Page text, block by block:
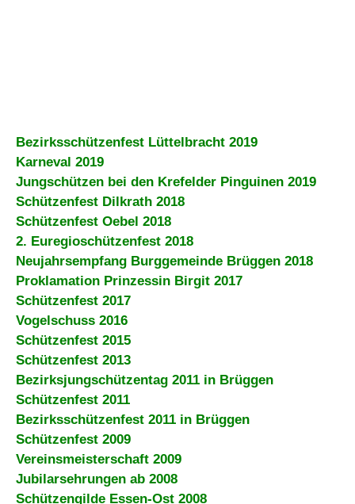
Bezirksschützenfest Lüttelbracht 2019
Karneval 2019
Jungschützen bei den Krefelder Pinguinen 2019
Schützenfest Dilkrath 2018
Schützenfest Oebel 2018
2. Euregioschützenfest 2018
Neujahrsempfang Burggemeinde Brüggen 2018
Proklamation Prinzessin Birgit 2017
Schützenfest 2017
Vogelschuss 2016
Schützenfest 2015
Schützenfest 2013
Bezirksjungschützentag 2011 in Brüggen
Schützenfest 2011
Bezirksschützenfest 2011 in Brüggen
Schützenfest 2009
Vereinsmeisterschaft 2009
Jubilarsehrungen ab 2008
Schützengilde Essen-Ost 2008